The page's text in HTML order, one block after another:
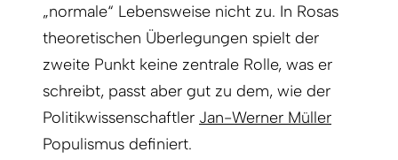
„normale“ Lebensweise nicht zu. In Rosas
theoretischen Überlegungen spielt der
zweite Punkt keine zentrale Rolle, was er
schreibt, passt aber gut zu dem, wie der
Politikwissenschaftler Jan-Werner Müller
Populismus definiert.